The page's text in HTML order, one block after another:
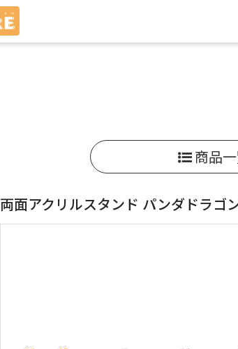
商品
両面アクリルスタンド パンダドラゴ